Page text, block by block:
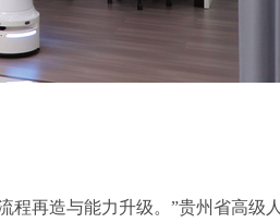
程再造与能力升级。”贵州省高级人